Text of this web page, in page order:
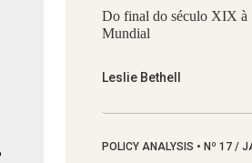
Do final do século XIX à
Mundial
Leslie Bethell
POLICY ANALYSIS • Nº 17 /